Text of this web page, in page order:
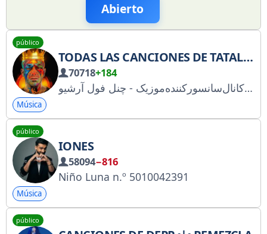
Abierto
público
TODAS LAS CANCIONES DE TATALOO | AMIR TATALOO | AMIR TATALOO MÚSICA
70718+184
Música
público
IONES
58094−816
Niño Luna n.º 5010042391
Música
público